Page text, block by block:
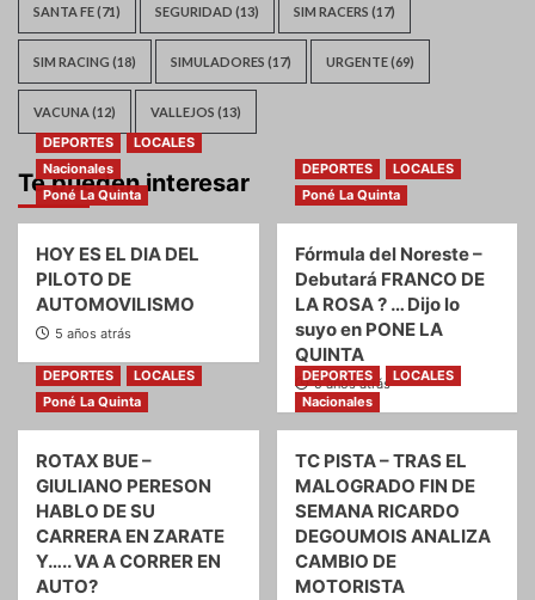
SANTA FE(71) SEGURIDAD (13) SIM RACERS (17)
SIM RACING (18) SIMULADORES (17) URGENTE(69)
VACUNA(12) VALLEJOS (13)
Te pueden interesar
DEPORTES
LOCALES
Nacionales
Poné La Quinta
HOY ES EL DIA DEL
PILOTO DE
AUTOMOVILISMO
5 años atrás
DEPORTES
LOCALES
Poné La Quinta
Fórmula del Noreste –
Debutará FRANCO DE
LA ROSA ? … Dijo lo
suyo en PONE LA
QUINTA
5 años atrás
DEPORTES
LOCALES
Poné La Quinta
ROTAX BUE –
GIULIANO PERESON
HABLO DE SU
CARRERA EN ZARATE
Y….. VA A CORRER EN
AUTO?
DEPORTES
LOCALES
Nacionales
TC PISTA – TRAS EL
MALOGRADO FIN DE
SEMANA RICARDO
DEGOUMOIS ANALIZA
CAMBIO DE
MOTORISTA